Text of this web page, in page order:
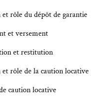
rôle du dépôt de garantie
et versement
et restitution
rôle de la caution locative
caution locative